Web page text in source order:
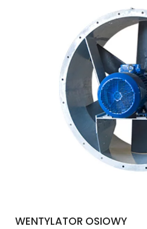
WENTYLATOR OSIOWY